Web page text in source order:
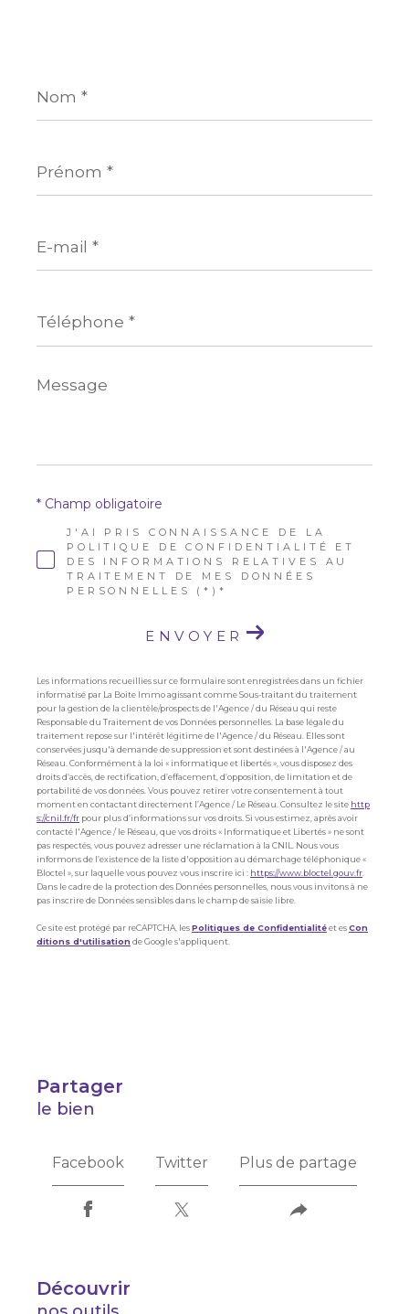
*
*
mail
*
*
Message
*
J'AI PRIS CONNAISSANCE DE LA
POLITIQUE DE CONFIDENTIALITÉ ET
DES INFORMATIONS RELATIVES AU
TRAITEMENT DE MES DONNÉES
PERSONNELLES (*)*
* Champ obligatoire
ENVOYER
Les informations recueillies sur ce formulaire sont enregistrées dans un fichier
informatisé par La Boite Immo agissant comme Sous-traitant du traitement
pour la gestion de la clientèle/prospects de l'Agence / du Réseau qui reste
Responsable du Traitement de vos Données personnelles. La base légale du
traitement repose sur l'intérêt légitime de l'Agence / du Réseau. Elles sont
conservées jusqu'à demande de suppression et sont destinées à l'Agence / au
Réseau. Conformément à la loi « informatique et libertés », vous disposez des
droits d’accès, de rectification, d’effacement, d’opposition, de limitation et de
portabilité de vos données. Vous pouvez retirer votre consentement à tout
moment en contactant directement l’Agence / Le Réseau. Consultez le site http
s://cnil.fr/fr pour plus d’informations sur vos droits. Si vous estimez, après avoir
contacté l'Agence / le Réseau, que vos droits « Informatique et Libertés » ne sont
pas respectés, vous pouvez adresser une réclamation à la CNIL. Nous vous
informons de l’existence de la liste d'opposition au démarchage téléphonique «
Bloctel », sur laquelle vous pouvez vous inscrire ici : https://www.bloctel.gouv.fr
Dans le cadre de la protection des Données personnelles, nous vous invitons à ne
pas inscrire de Données sensibles dans le champ de saisie libre.
Ce site est protégé par reCAPTCHA, lesPolitiques de Confidentialitéet esCon
ditions d'utilisation de Google s'appliquent.
partager
le bien
Facebook Twitter Plus de partage
découvrir